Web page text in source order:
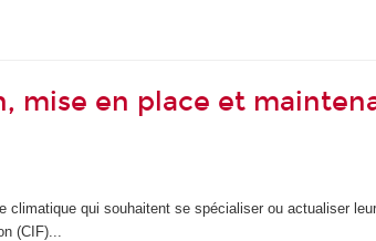
mise en place et
qui souhaitent se spécialiser ou actualiser
(CIF)...